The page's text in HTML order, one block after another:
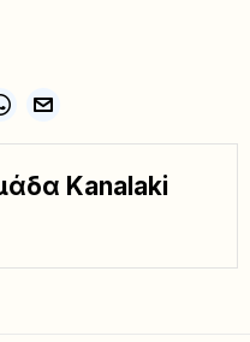
Kanalaki